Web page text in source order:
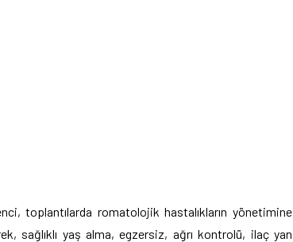
toplantılarda romatolojik hastalıkların yönetimine
sağlıklı yaş alma, egzersiz, ağrı kontrolü, ilaç yan